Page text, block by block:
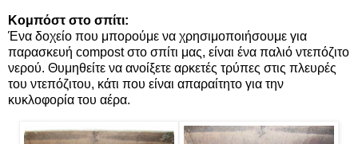
Κομπόστ στο σπίτι:
Ένα δοχείο που μπορούμε να χρησιμοποιήσουμε για
παρασκευή compost στο σπίτι μας, είναι ένα παλιό ντεπόζιτο
νερού. Θυμηθείτε να ανοίξετε αρκετές τρύπες στις πλευρές
του ντεπόζιτου, κάτι που είναι απαραίτητο για την
κυκλοφορία του αέρα.